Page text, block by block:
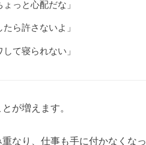
っと心配だな」
ら許さないよ」
て寝られない」
が増えます。
なり、仕事も手に付かなくな